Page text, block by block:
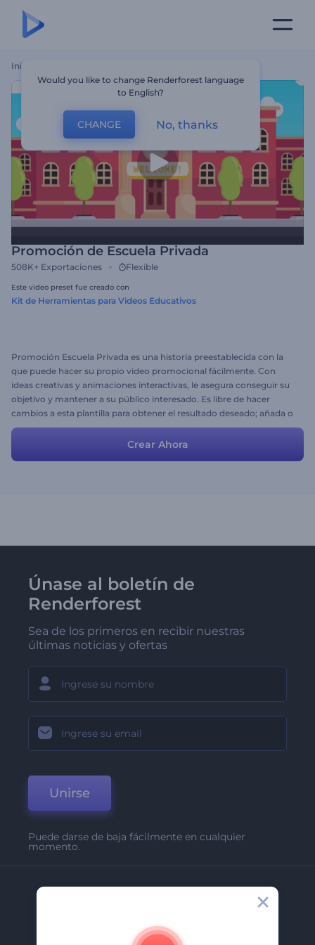
Inicio
Promoción de Escuela Privada
508K+ Exportaciones Flexible
Este video preset fue creado con
Kit de Herramientas para Videos Educativos
Promoción Escuela Privada es una historia preestablecida con la
que puede hacer su propio video promocional fácilmente. Con
ideas creativas y animaciones interactivas, le asegura conseguir su
objetivo y mantener a su público interesado. Es libre de hacer
cambios a esta plantilla para obtener el resultado deseado; añada o
elimine escenas, cargue su música, imágenes y edite los textos.
Crear Ahora
Únase al boletín de
Renderforest
Sea de los primeros en recibir nuestras
últimas noticias y ofertas
Unirse
Puede darse de baja fácilmente en cualquier
momento.
Would you like to change Renderforest language
to English?
CHANGE No, thanks